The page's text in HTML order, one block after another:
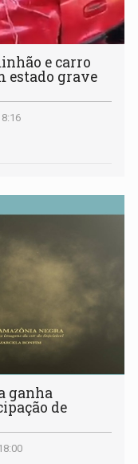
e carro
estado grave
ganha
de